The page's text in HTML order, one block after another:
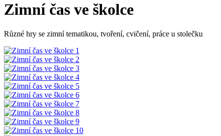
Zimní čas ve školce
Různé hry se zimní tematikou, tvoření, cvičení, práce u stolečku